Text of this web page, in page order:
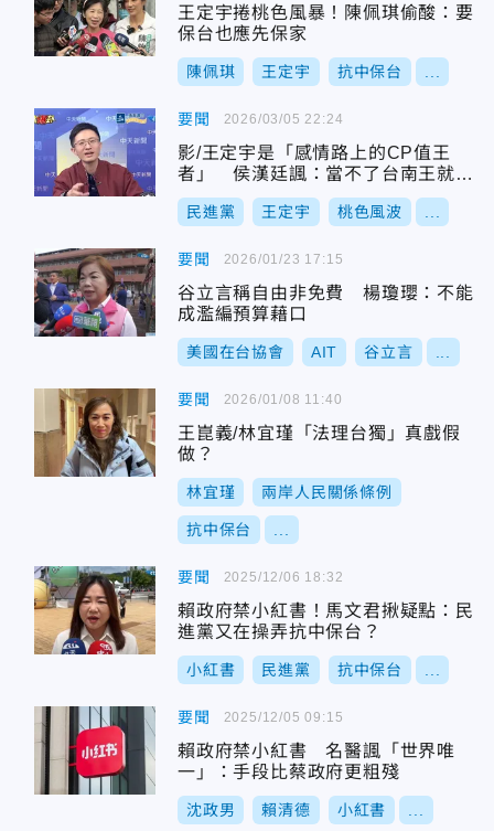
王定宇捲桃色風暴！陳佩琪偷酸：要
保台也應先保家
陳佩琪 王定宇 抗中保台
要聞
影/王定宇是「感情路上的CP值王
者」 侯漢廷諷：當不了台南王就當
台南小王
民進黨 王定宇 桃色風波
2026/03/05 22:24
要聞
谷立言稱自由非免費 楊瓊瓔：不能
成濫編預算藉口
美國在台協會 AIT 谷立言
2026/01/23 17:15
要聞
王崑義/林宜瑾「法理台獨」真戲假
做？
林宜瑾 兩岸人民關係條例
抗中保台
2026/01/08 11:40
要聞
賴政府禁小紅書！馬文君揪疑點：民
進黨又在操弄抗中保台？
小紅書 民進黨 抗中保台
2025/12/06 18:32
要聞
賴政府禁小紅書 名醫諷「世界唯
一」：手段比蔡政府更粗殘
沈政男 賴清德 小紅書
2025/12/05 09:15